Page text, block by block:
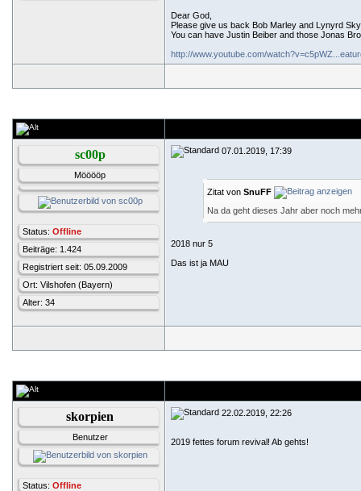
Dear God,
Please give us back Bob Marley and Lynyrd
You can have Justin Beiber and those Jonas
http://www.youtube.com/
sc00p
Mööööp
Status: Offline
Beiträge: 1.424
Registriert seit: 05.09.2009
Ort: Vilshofen (Bayern)
Alter: 34
07.01.2019, 17:39
Zitat von SnuFF
Na da geht dieses Jahr aber noch
2018 nur 5
Das ist ja MAU
skorpien
Benutzer
Status: Offline
22.02.2019, 22:26
2019 fettes forum revival! Ab gehts!